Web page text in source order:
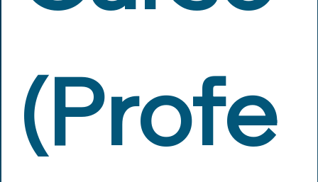
(Profe